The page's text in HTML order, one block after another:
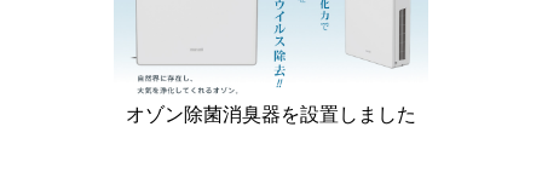
オゾン除菌消臭器を設置しました